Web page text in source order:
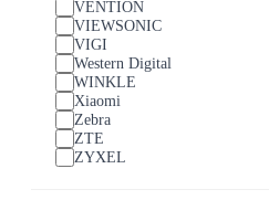
VENTION
VIEWSONIC
VIGI
Western Digital
WINKLE
Xiaomi
Zebra
ZTE
ZYXEL